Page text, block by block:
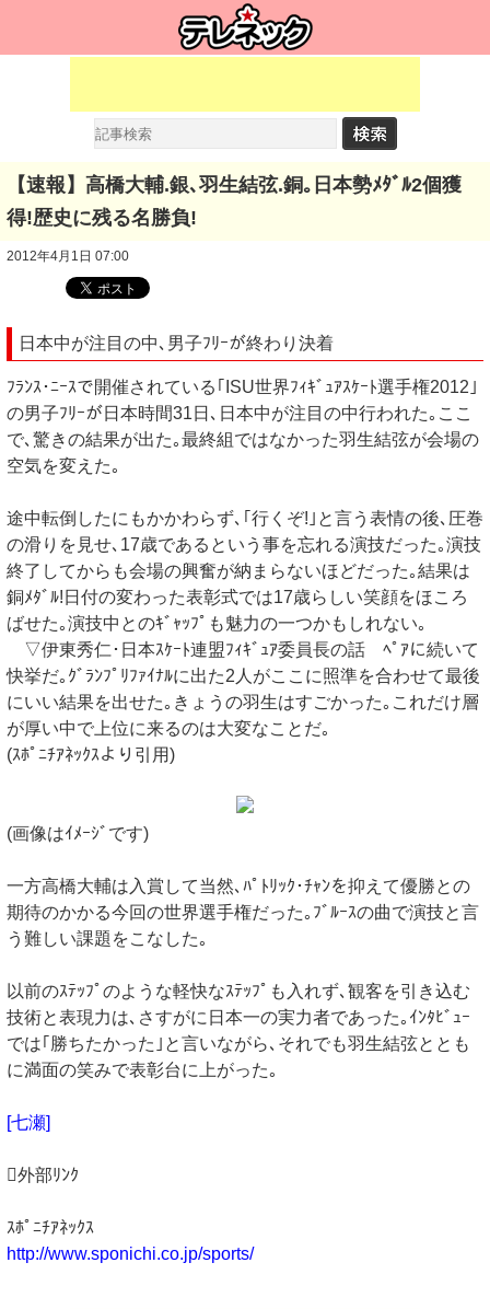
【速報】高橋大輔.銀､羽生結弦.銅｡日本勢ﾒﾀﾞﾙ2個獲
得!歴史に残る名勝負!
2012年4月1日 07:00
日本中が注目の中､男子ﾌﾘｰが終わり決着
ﾌﾗﾝｽ･ﾆｰｽで開催されている｢ISU世界ﾌｨｷﾞｭｱｽｹｰﾄ選手権2012｣
の男子ﾌﾘｰが日本時間31日､日本中が注目の中行われた｡ここ
で､驚きの結果が出た｡最終組ではなかった羽生結弦が会場の
空気を変えた｡
途中転倒したにもかかわらず､｢行くぞ!｣と言う表情の後､圧巻
の滑りを見せ､17歳であるという事を忘れる演技だった｡演技
終了してからも会場の興奮が納まらないほどだった｡結果は
銅ﾒﾀﾞﾙ!日付の変わった表彰式では17歳らしい笑顔をほころ
ばせた｡演技中とのｷﾞｬｯﾌﾟも魅力の一つかもしれない｡
▽伊東秀仁･日本ｽｹｰﾄ連盟ﾌｨｷﾞｭｱ委員長の話 ﾍﾟｱに続いて
快挙だ｡ｸﾞﾗﾝﾌﾟﾘﾌｧｲﾅﾙに出た2人がここに照準を合わせて最後
にいい結果を出せた｡きょうの羽生はすごかった｡これだけ層
が厚い中で上位に来るのは大変なことだ｡
(ｽﾎﾟﾆﾁｱﾈｯｸｽより引用)
(画像はｲﾒｰｼﾞです)
一方高橋大輔は入賞して当然､ﾊﾟﾄﾘｯｸ･ﾁｬﾝを抑えて優勝との
期待のかかる今回の世界選手権だった｡ﾌﾞﾙｰｽの曲で演技と言
う難しい課題をこなした｡
以前のｽﾃｯﾌﾟのような軽快なｽﾃｯﾌﾟも入れず､観客を引き込む
技術と表現力は､さすがに日本一の実力者であった｡ｲﾝﾀﾋﾞｭｰ
では｢勝ちたかった｣と言いながら､それでも羽生結弦ととも
に満面の笑みで表彰台に上がった｡
[七瀬]
外部ﾘﾝｸ
ｽﾎﾟﾆﾁｱﾈｯｸｽ
http://www.sponichi.co.jp/sports/